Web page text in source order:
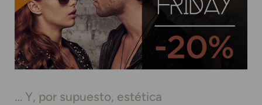
… Y, por supuesto, estética